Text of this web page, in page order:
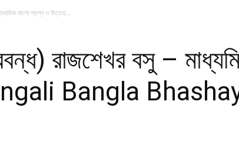
বাংলা প্রশ্ন ও উত্তর...
রাজশেখর বসু –
Bangla